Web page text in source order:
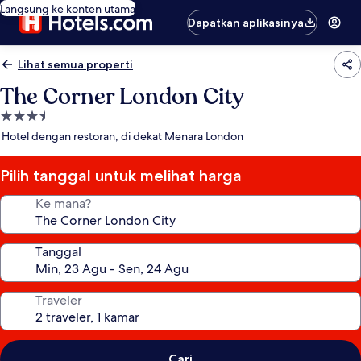
Langsung ke konten utama
Dapatkan aplikasinya
Lihat semua properti
The Corner London City
Properti
bintang
Hotel dengan restoran, di dekat Menara London
Pilih tanggal untuk melihat harga
Ke mana?
Tanggal
Traveler